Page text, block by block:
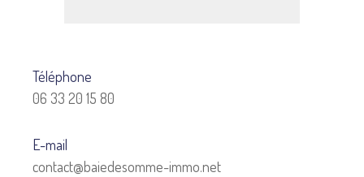
Téléphone
06 33 20 15 80
E-mail
contact@baiedesomme-immo.net